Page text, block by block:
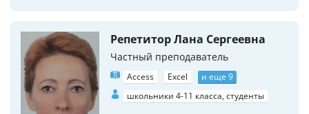
Репетитор Лана Сергеевна
Частный преподаватель
Access Excel
и еще 9
школьники 4-11 класса, студенты